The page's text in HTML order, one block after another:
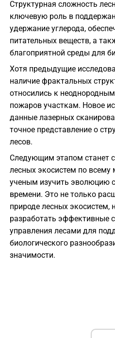
Структурная сложность
ключевую роль в
удержание углерода,
питательных веществ, а
благоприятной среды для
Хотя предыдущие
наличие фрактальных
относились к
пожаров участкам. Новое
данные лазерных
точное представление о
лесов.
Следующим этапом станет
лесных экосистем по всему
ученым изучить эволюцию
времени. Это не только
природе лесных экосистем,
разработать эффективные
управления лесами для
биологического
значимости.